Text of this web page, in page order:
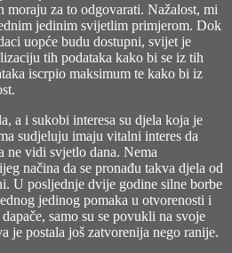
moraju za to odgovarati. Nažalost, mi
jedinim svijetlim primjerom. Dok
uopće budu dostupni, svijet je
tih podataka kako bi se iz tih
iscrpio maksimum te kako bi iz
a i sukobi interesa su djela koja je
sudjeluju imaju vitalni interes da
ne vidi svjetlo dana. Nema
načina da se pronađu takva djela od
U posljednje dvije godine silne borbe
jedinog pomaka u otvorenosti i
samo su se povukli na svoje
je postala još zatvorenija nego ranije.